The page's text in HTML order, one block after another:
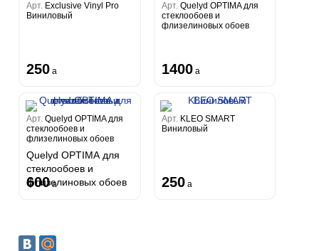
Арт. Exclusive Vinyl Pro
Виниловый
250 a
Арт. Quelyd OPTIMA для
стеклообоев и
флизелиновых обоев
1400 a
Арт.Quelyd OPTIMA для
стеклообоев и
флизелиновых обоев
Quelyd OPTIMA для
стеклообоев и
флизелиновых обоев
600 a
Арт. KLEO SMART
Виниловый
250 a